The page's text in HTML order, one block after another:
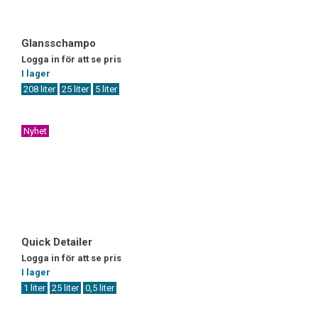
Glansschampo
Logga in för att se pris
I lager
208 liter 25 liter 5 liter
Nyhet
Quick Detailer
Logga in för att se pris
I lager
1 liter 25 liter 0,5 liter